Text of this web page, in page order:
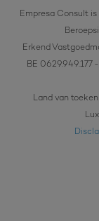
Empresa Consult is
Erkend
BE 0629.949.177
Land van